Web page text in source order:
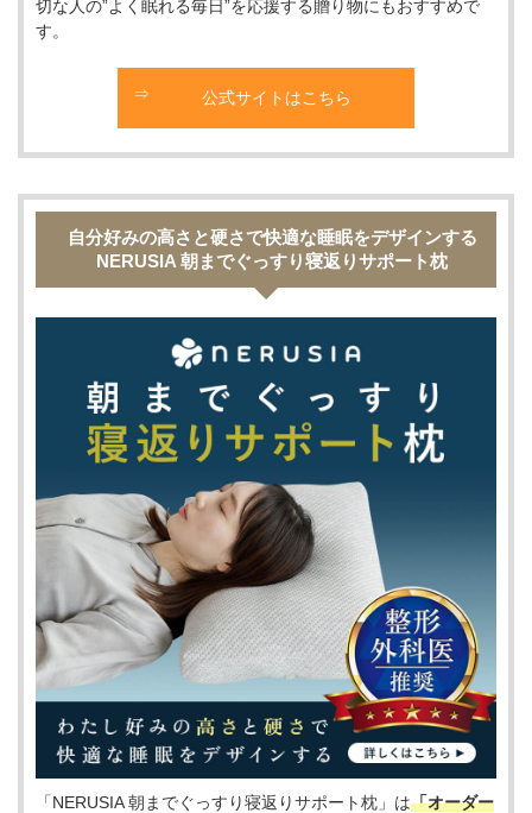
切な人の”よく眠れる毎日”を応援する贈り物にもおすすめで
す。
公式サイトはこちら
自分好みの高さと硬さで快適な睡眠をデザインする
NERUSIA 朝までぐっすり寝返りサポート枕
「NERUSIA 朝までぐっすり寝返りサポート枕」は「オーダー